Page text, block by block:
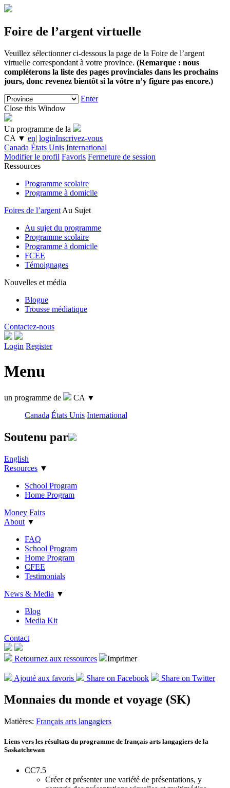
Foire de l’argent virtuelle
Veuillez sélectionner ci-dessous la page de la Foire de l’argent
virtuelle correspondant à votre province. (Remarque : nous
compléterons la liste des pages provinciales dans les prochains
jours, donc revenez bientôt si la vôtre n’y figure pas encore.)
Enter
Close this Window
Un programme de la
CA ▼ en| loginInscrivez-vous
Canada États Unis International
Modifier le profil Favoris Fermeture de session
Ressources
Programme scolaire
Programme à domicile
Foires de l’argent Au Sujet
Au sujet du programme
Programme scolaire
Programme à domicile
FCEE
Témoignages
Nouvelles et média
Blogue
Trousse médiatique
Contactez-nous
Login Register
Menu
un programme de CA ▼
Canada États Unis International
Soutenu par
English
Resources ▼
School Program
Home Program
Money Fairs
About ▼
FAQ
School Program
Home Program
CFEE
Testimonials
News & Media ▼
Blog
Media Kit
Contact
Retournez aux ressources Imprimer
Ajouté aux favoris Share on Facebook Share on Twitter
Monnaies du monde et voyage (SK)
Matières: Français arts langagiers
Liens vers les résultats du programme de français arts langagiers de la
Saskatchewan
CC7.5
Créer et présenter une variété de présentations, y